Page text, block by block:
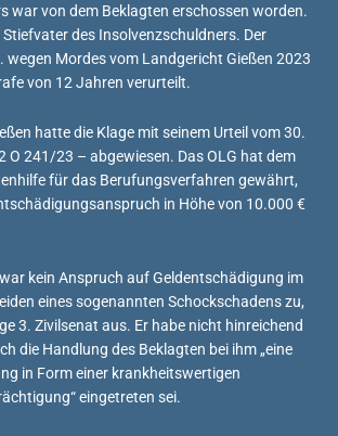
war von dem Beklagten erschossen worden.
Stiefvater des Insolvenzschuldners. Der
wegen Mordes vom Landgericht Gießen 2023
von 12 Jahren verurteilt.
hatte die Klage mit seinem Urteil vom 30.
O 241/23 – abgewiesen. Das OLG hat dem
für das Berufungsverfahren gewährt,
in Höhe von 10.000 €
kein Anspruch auf Geldentschädigung im
eines sogenannten Schockschadens zu,
3. Zivilsenat aus. Er habe nicht hinreichend
die Handlung des Beklagten bei ihm „eine
in Form einer krankheitswertigen
eingetreten sei.